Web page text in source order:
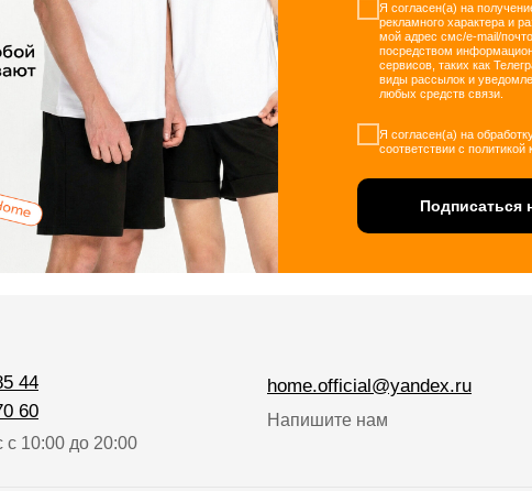
Я согласен(а) на
рекламного характера и
мой адрес смс/e-mail/
посредством
сервисов, таких как
виды рассылок и
любых средств связи.
Я согласен(а) на
соответствии с
Подписаться
home.official@yandex.ru
Напишите нам
44
60
с 10:00 до 20:00